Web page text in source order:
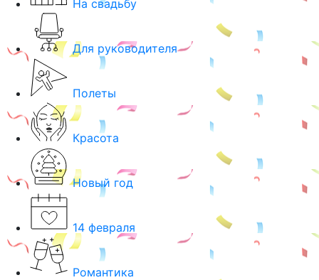
На свадьбу
Для руководителя
Полеты
Красота
Новый год
14 февраля
Романтика